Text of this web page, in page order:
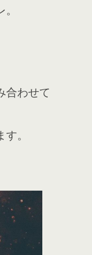
合わせて
。